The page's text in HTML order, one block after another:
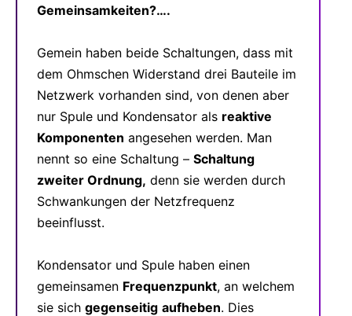
Gemeinsamkeiten?….
Gemein haben beide Schaltungen, dass mit
dem Ohmschen Widerstand drei Bauteile im
Netzwerk vorhanden sind, von denen aber
nur Spule und Kondensator als reaktive
Komponenten angesehen werden. Man
nennt so eine Schaltung – Schaltung
zweiter Ordnung, denn sie werden durch
Schwankungen der Netzfrequenz
beeinflusst.
Kondensator und Spule haben einen
gemeinsamen Frequenzpunkt, an welchem
sie sich gegenseitig aufheben. Dies